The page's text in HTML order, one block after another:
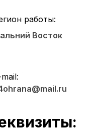
работы:
Восток